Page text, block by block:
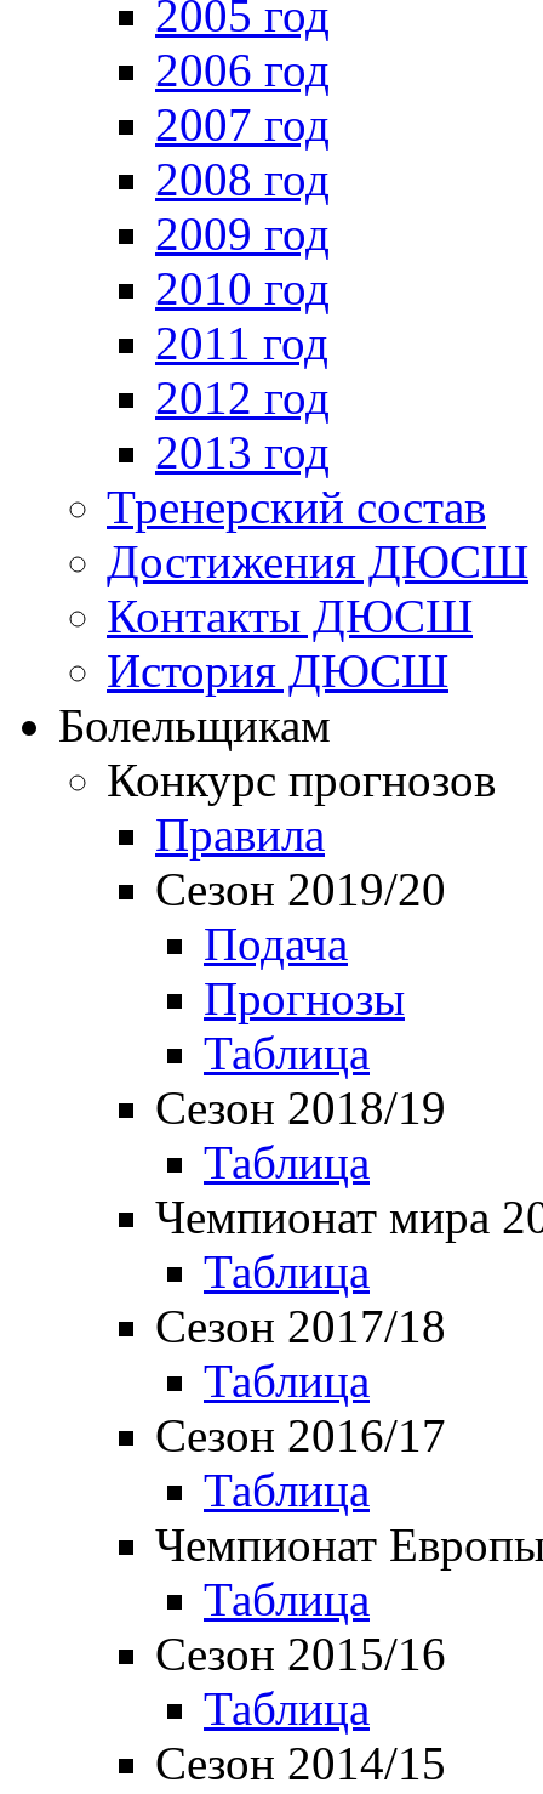
2005 год
2006 год
2007 год
2008 год
2009 год
2010 год
2011 год
2012 год
2013 год
Тренерский состав
Достижения ДЮСШ
Контакты ДЮСШ
История ДЮСШ
Болельщикам
Конкурс прогнозов
Правила
Сезон 2019/20
Подача
Прогнозы
Таблица
Сезон 2018/19
Таблица
Чемпионат мира
Таблица
Сезон 2017/18
Таблица
Сезон 2016/17
Таблица
Чемпионат
Таблица
Сезон 2015/16
Таблица
Сезон 2014/15